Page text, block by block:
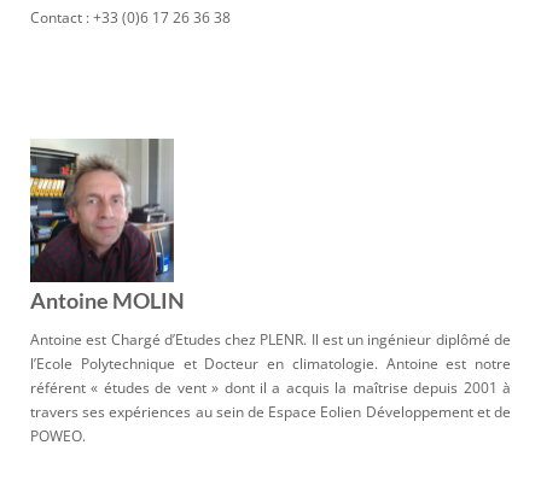
Contact : +33 (0)6 17 26 36 38
Antoine MOLIN
Antoine est Chargé d’Etudes chez PLENR. Il est un ingénieur diplômé de
l’Ecole Polytechnique et Docteur en climatologie. Antoine est notre
référent « études de vent » dont il a acquis la maîtrise depuis 2001 à
travers ses expériences au sein de Espace Eolien Développement et de
POWEO.